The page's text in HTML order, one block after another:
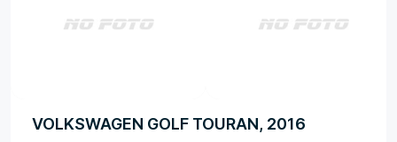
VOLKSWAGEN GOLF TOURAN, 2016